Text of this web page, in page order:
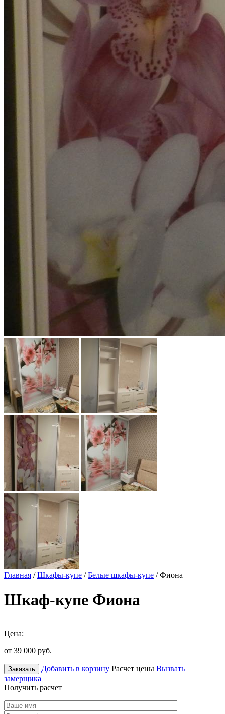
Главная /Шкафы-купе /Белые шкафы-купе / Фиона
Шкаф-купе Фиона
Цена:
от 39 000 руб.
Заказать Добавить в корзину Расчет цены Вызвать
замерщика
Получить расчет